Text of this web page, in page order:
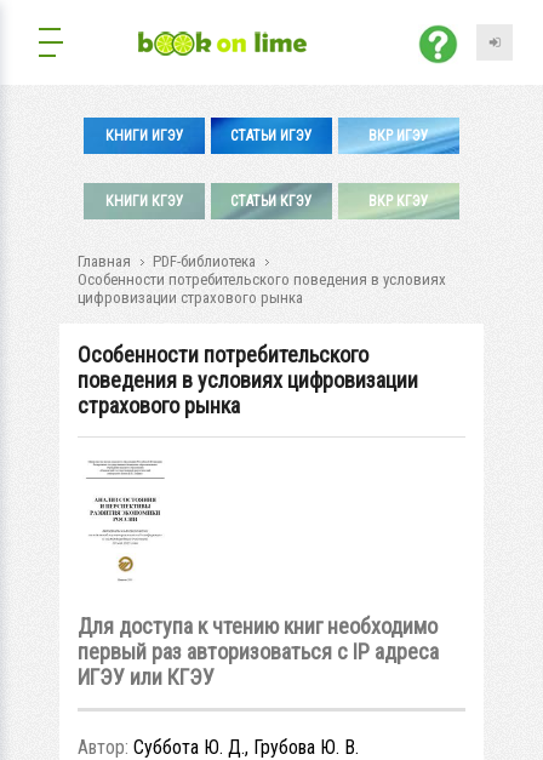
КНИГИ ИГЭУ СТАТЬИ ИГЭУ ВКР ИГЭУ
КНИГИ КГЭУ СТАТЬИ КГЭУ ВКР КГЭУ
Главная
PDF-библиотека
Особенности потребительского поведения в условиях
цифровизации страхового рынка
Особенности потребительского
поведения в условиях цифровизации
страхового рынка
Для доступа к чтению книг необходимо
первый раз авторизоваться с IP адреса
ИГЭУ или КГЭУ
Автор: Суббота Ю. Д., Грубова Ю. В.